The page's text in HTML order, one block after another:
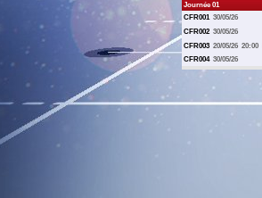
Journée 01
CFR001 30/05/26
CFR002 30/05/26
CFR003 20/05/26 20:00
CFR004 30/05/26